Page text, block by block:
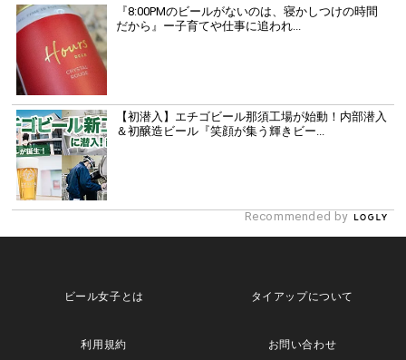
『8:00PMのビールがないのは、寝かしつけの時間
だから』ー子育てや仕事に追われ...
【初潜入】エチゴビール那須工場が始動！内部潜入
＆初醸造ビール『笑顔が集う輝きビー...
Recommended by
ビール女子とは タイアップについて
利用規約 お問い合わせ